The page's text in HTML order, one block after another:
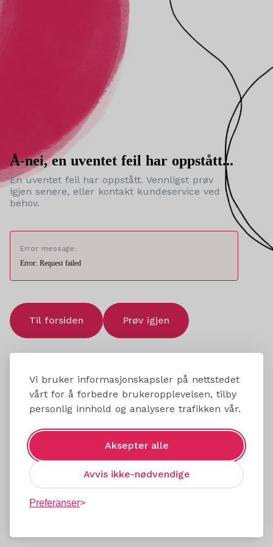
Vi bruker informasjonskapsler på nettstedet
vårt for å forbedre brukeropplevelsen, tilby
personlig innhold og analysere trafikken vår.
Aksepter alle
Avvis ikke-nødvendige
Preferanser
Å-nei, en uventet feil har oppstått...
En uventet feil har oppstått. Vennligst prøv
igjen senere, eller kontakt kundeservice ved
behov.
Error message:
Error: Request failed
Til forsiden Prøv igjen